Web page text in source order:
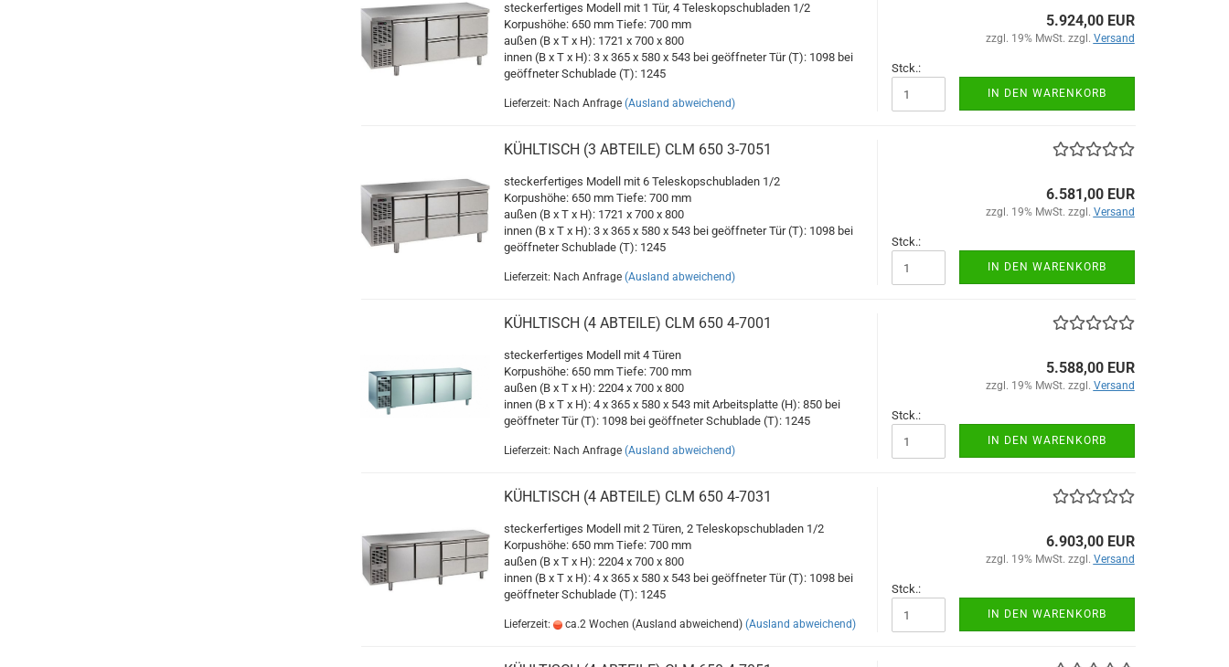
steckerfertiges Modell mit 1 Tür, 4 Teleskopschubladen 1/2
Korpushöhe: 650 mm Tiefe: 700 mm
außen (B x T x H): 1721 x 700 x 800
innen (B x T x H): 3 x 365 x 580 x 543 bei geöffneter Tür (T): 1098 bei
geöffneter Schublade (T): 1245
Lieferzeit: Nach Anfrage (Ausland abweichend)
5.924,00 EUR
zzgl. 19% MwSt. zzgl. Versand
Stck.:
IN DEN WARENKORB
KÜHLTISCH (3 ABTEILE) CLM 650 3-7051
steckerfertiges Modell mit 6 Teleskopschubladen 1/2
Korpushöhe: 650 mm Tiefe: 700 mm
außen (B x T x H): 1721 x 700 x 800
innen (B x T x H): 3 x 365 x 580 x 543 bei geöffneter Tür (T): 1098 bei
geöffneter Schublade (T): 1245
Lieferzeit: Nach Anfrage (Ausland abweichend)
6.581,00 EUR
zzgl. 19% MwSt. zzgl. Versand
Stck.:
IN DEN WARENKORB
KÜHLTISCH (4 ABTEILE) CLM 650 4-7001
steckerfertiges Modell mit 4 Türen
Korpushöhe: 650 mm Tiefe: 700 mm
außen (B x T x H): 2204 x 700 x 800
innen (B x T x H): 4 x 365 x 580 x 543 mit Arbeitsplatte (H): 850 bei
geöffneter Tür (T): 1098 bei geöffneter Schublade (T): 1245
Lieferzeit: Nach Anfrage (Ausland abweichend)
5.588,00 EUR
zzgl. 19% MwSt. zzgl. Versand
Stck.:
IN DEN WARENKORB
KÜHLTISCH (4 ABTEILE) CLM 650 4-7031
steckerfertiges Modell mit 2 Türen, 2 Teleskopschubladen 1/2
Korpushöhe: 650 mm Tiefe: 700 mm
außen (B x T x H): 2204 x 700 x 800
innen (B x T x H): 4 x 365 x 580 x 543 bei geöffneter Tür (T): 1098 bei
geöffneter Schublade (T): 1245
Lieferzeit: ca.2 Wochen (Ausland abweichend) (Ausland abweichend)
6.903,00 EUR
zzgl. 19% MwSt. zzgl. Versand
Stck.:
IN DEN WARENKORB